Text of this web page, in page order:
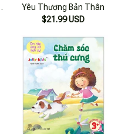
Yêu Thương Bản Thân
$21.99 USD